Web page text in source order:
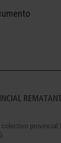
colectivo